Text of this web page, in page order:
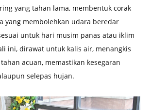
yang tahan lama, membentuk corak
yang membolehkan udara beredar
untuk hari musim panas atau iklim
ini, dirawat untuk kalis air, menangkis
acuan, memastikan kesegaran
selepas hujan.